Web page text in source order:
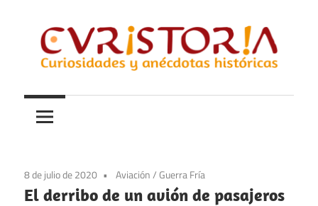
contenido
Curistoria
y
anécdotas
historia
8 de julio de 2020 Aviación/Guerra Fría
El derribo de un avión de pasajeros